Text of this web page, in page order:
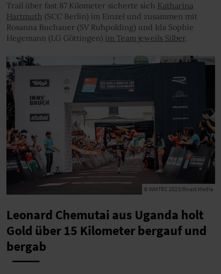
Trail über fast 87 Kilometer sicherte sich Katharina
Hartmuth (SCC Berlin) im Einzel und zusammen mit
Rosanna Buchauer (SV Ruhpolding) und Ida Sophie
Hegemann (LG Göttingen) im Team jeweils Silber.
© WMTRC 2023/Roast Media
Leonard Chemutai aus Uganda holt
Gold über 15 Kilometer bergauf und
bergab